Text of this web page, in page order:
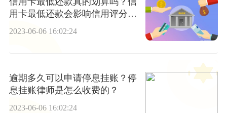
用卡最低还款会影响信用评分
吗？ 当前讯息
2023-06-06 16:02:24
逾期多久可以申请停息挂账？停
息挂账律师是怎么收费的？
2023-06-06 16:02:24